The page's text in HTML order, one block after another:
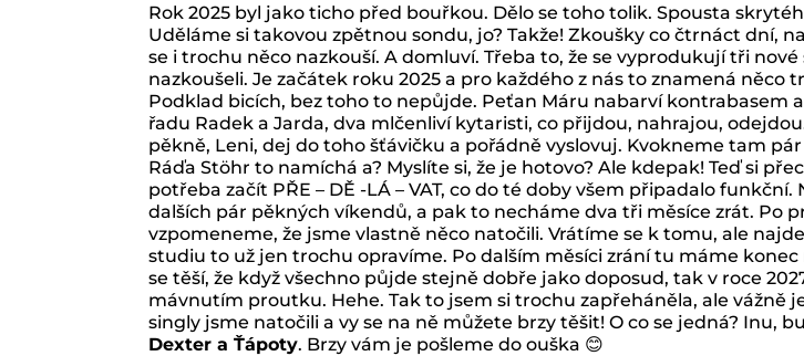
Rok 2025 byl jako ticho před bouřkou. Dělo se toho tolik. Spousta
Uděláme si takovou zpětnou sondu, jo? Takže! Zkoušky co čtrnáct dní,
se i trochu něco nazkouší. A domluví. Třeba to, že se vyprodukují tři nové
nazkoušeli. Je začátek roku 2025 a pro každého z nás to znamená něco
Podklad bicích, bez toho to nepůjde. Peťan Máru nabarví kontrabasem
řadu Radek a Jarda, dva mlčenliví kytaristi, co přijdou, nahrajou,
pěkně, Leni, dej do toho šťávičku a pořádně vyslovuj. Kvokneme tam
Ráďa Stöhr to namíchá a? Myslíte si, že je hotovo? Ale kdepak! Teď si
potřeba začít PŘE – DĚ -LÁ – VAT, co do té doby všem připadalo
dalších pár pěkných víkendů, a pak to necháme dva tři měsíce zrát. Po
vzpomeneme, že jsme vlastně něco natočili. Vrátíme se k tomu, ale
studiu to už jen trochu opravíme. Po dalším měsíci zrání tu máme konec
se těší, že když všechno půjde stejně dobře jako doposud, tak v roce
mávnutím proutku. Hehe. Tak to jsem si trochu zapřeháněla, ale vážně
singly jsme natočili a vy se na ně můžete brzy těšit! O co se jedná? Inu,
Dexter a Ťápoty. Brzy vám je pošleme do ouška 😊